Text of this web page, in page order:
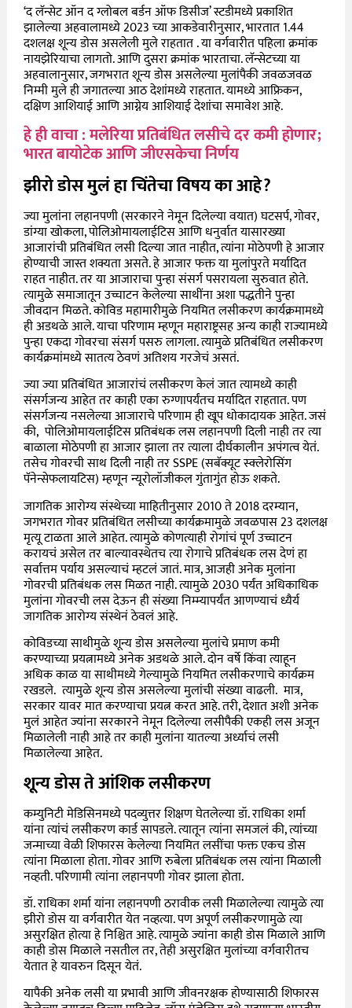
‘द लॅन्सेटऑन द ग्लोबल बर्डन ऑफ डिसीज’ स्टडीमध्ये प्रकाशित
झालेल्या अहवालामध्ये 2023 च्या आकडेवारीनुसार, भारतात 1.44
दशलक्ष शून्य डोस असलेली मुले राहतात . या वर्गवारीत पहिला क्रमांक
नायझेरियाचा लागतो. आणि दुसरा क्रमांक भारताचा. लॅन्सेटच्या या
अहवालानुसार, जगभरात शून्य डोस असलेल्या मुलांपैकी जवळजवळ
निम्मी मुले ही जगातल्या आठ देशांमध्ये राहतात. यामध्ये आफ्रिकन,
दक्षिण आशियाई आणि आग्नेय आशियाई देशांचा समावेश आहे.
हे ही वाचा : मलेरिया प्रतिबंधित लसीचे दर कमी होणार;
भारत बायोटेक आणि जीएसकेचा निर्णय
झीरो डोस मुलं हा चिंतेचा विषय का आहे?
ज्या मुलांना लहानपणी (सरकारने नेमून दिलेल्या वयात) घटसर्प, गोवर,
डांग्या खोकला, पोलिओमायलाईटिस आणि धनुर्वात यासारख्या
आजारांची प्रतिबंधित लसी दिल्या जात नाहीत, त्यांना मोठेपणी हे आजार
होण्याची जास्त शक्यता असते. हे आजार फक्त या मुलांपुरते मर्यादित
राहत नाहीत. तर या आजाराचा पुन्हा संसर्ग पसरायला सुरुवात होते.
त्यामुळे समाजातून उच्चाटन केलेल्या साथींना अशा पद्धतीने पुन्हा
जीवदान मिळते. कोविड महामारीमुळे नियमित लसीकरण कार्यक्रमामध्ये
ही अडथळे आले. याचा परिणाम म्हणून महाराष्ट्रसह अन्य काही राज्यामध्ये
पुन्हा एकदा गोवरचा संसर्ग पसरु लागला. त्यामुळे प्रतिबंधित लसीकरण
कार्यक्रमांमध्ये सातत्य ठेवणं अतिशय गरजेचं असतं.
ज्या ज्या प्रतिबंधित आजारांचं लसीकरण केलं जात त्यामध्ये काही
संसर्गजन्य आहेत तर काही एका रुग्णापर्यंतच मर्यादित राहतात. पण
संसर्गजन्य नसलेल्या आजाराचे परिणाम ही खूप धोकादायक आहेत. जसं
की, पोलिओमायलाईटिस प्रतिबंधक लस लहानपणी दिली नाही तर त्या
बाळाला मोठेपणी हा आजार झाला तर त्याला दीर्घकालीन अपंगत्व येतं.
तसेच गोवरची साथ दिली नाही तर SSPE (सबॅक्यूट स्क्लेरोसिंग
पॅनेन्सेफलायटिस) म्हणून न्यूरोलॉजीकल गुंतागुंत होऊ शकते.
जागतिक आरोग्य संस्थेच्या माहितीनुसार 2010 ते 2018 दरम्यान,
जगभरात गोवर प्रतिबंधित लसीच्या कार्यक्रमामुळे जवळपास 23 दशलक्ष
मृत्यू टाळता आले आहेत. त्यामुळे कोणत्याही रोगांचं पूर्ण उच्चाटन
करायचं असेल तर बाल्यावस्थेतच त्या रोगाचे प्रतिबंधक लस देणं हा
सर्वात्तम पर्याय असल्याचं म्हटलं जातं. मात्र, आजही अनेक मुलांना
गोवरची प्रतिबंधक लस मिळत नाही. त्यामुळे 2030 पर्यंत अधिकाधिक
मुलांना गोवरची लस देऊन ही संख्या निम्म्यापर्यंत आणण्याचं ध्यैर्य
जागतिक आरोग्य संस्थेनं ठेवलं आहे.
कोविडच्या साथीमुळे शून्य डोस असलेल्या मुलांचे प्रमाण कमी
करण्याच्या प्रयत्नामध्ये अनेक अडथळे आले. दोन वर्षे किंवा त्याहून
अधिक काळ या साथीमध्ये गेल्यामुळे नियमित लसीकरणाचे कार्यक्रम
रखडले. त्यामुळे शून्य डोस असलेल्या मुलांची संख्या वाढली. मात्र,
सरकार यावर मात करण्याचा प्रयत्न करत आहे. तरी, देशात अशी अनेक
मुलं आहेत ज्यांना सरकारने नेमून दिलेल्या लसीपैकी एकही लस अजून
मिळालेली नाही आहे तर काही मुलांना यातल्या अर्ध्याचं लसी
मिळालेल्या आहेत.
शून्य डोस ते आंशिक लसीकरण
कम्युनिटी मेडिसिनमध्ये पदव्युत्तर शिक्षण घेतलेल्या डॉ. राधिका शर्मा
यांना त्यांचं लसीकरण कार्ड सापडले. त्यातून त्यांना समजलं की, त्यांच्या
जन्माच्या वेळी शिफारस केलेल्या नियमित लसींचा फक्त एकच डोस
त्यांना मिळाला होता. गोवर आणि रुबेला प्रतिबंधक लस त्यांना मिळाली
नव्हती. परिणामी त्यांना लहानपणी गोवर झाला होता.
डॉ. राधिका शर्मा यांना लहानपणी ठरावीक लसी मिळालेल्या त्यामुळे त्या
झीरो डोस या वर्गवारीत येत नव्हत्या. पण अपूर्ण लसीकरणामुळे त्या
असुरक्षित होत्या हे निश्चित आहे. त्यामुळे ज्यांना काही डोस मिळाले आणि
काही डोस मिळाले नसतील तर, तेही असुरक्षित मुलांच्या वर्गवारीतच
येतात हे यावरुन दिसून येतं.
यापैकी अनेक लसी या प्रभावी आणि जीवनरक्षक होण्यासाठी शिफारस